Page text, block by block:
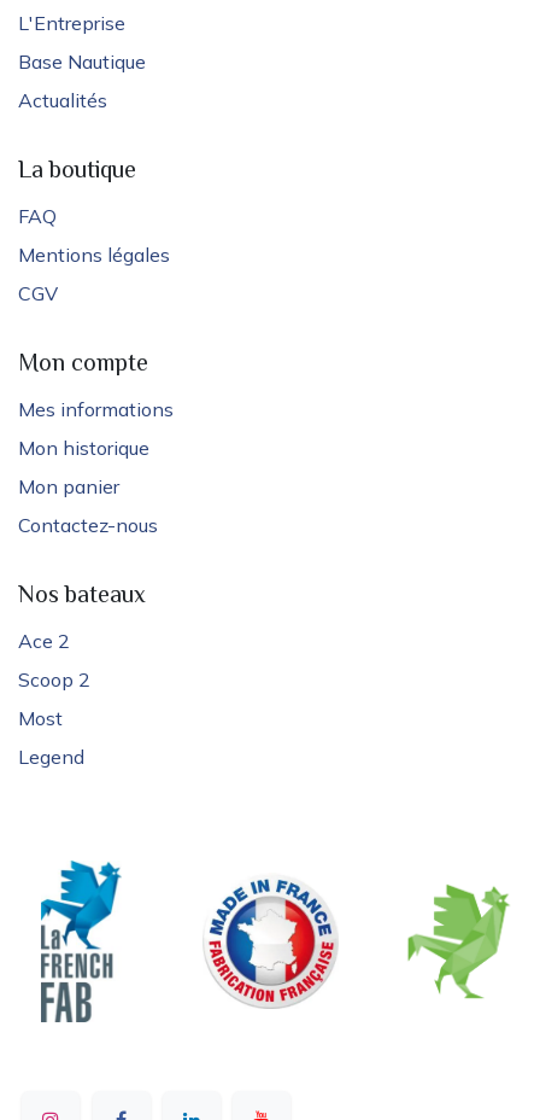
L'Entreprise
Base Nautique
Actualités
La boutique
FAQ
Mentions légales
CGV
Mon compte
Mes informations
Mon historique
Mon panier
Contactez-nous
Nos bateaux
Ace 2
Scoop 2
Most
Legend